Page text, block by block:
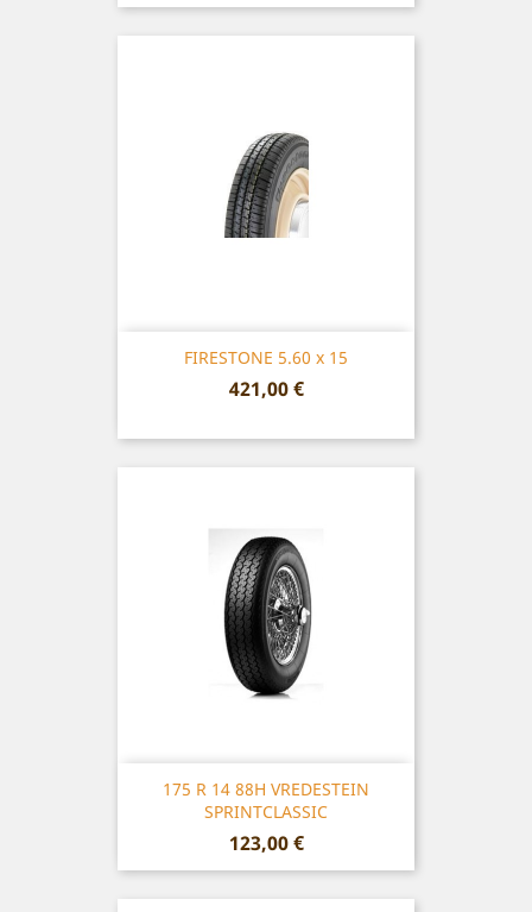
FIRESTONE 5.60 x 15
Prix
421,00 €
175 R 14 88H VREDESTEIN
SPRINTCLASSIC
Prix
123,00 €